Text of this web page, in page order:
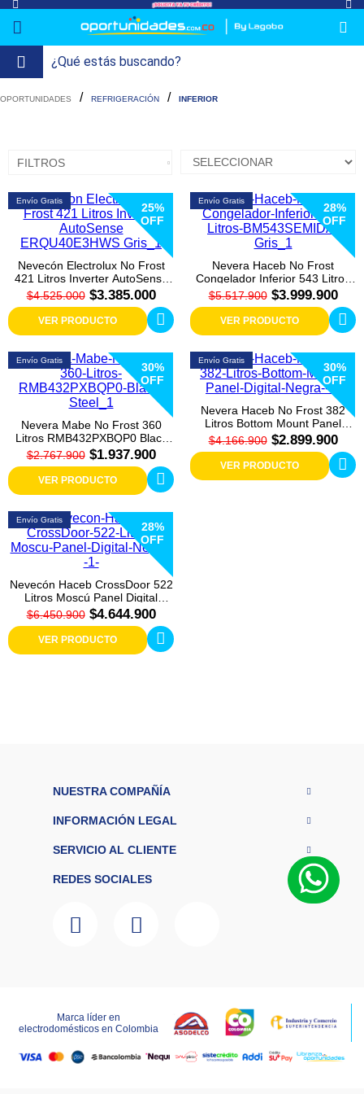
lavado-
Refrigeración
Refrigeración
Comercial
refrigeracion-
Televisión
Televisión
Aire y
Climatización
Aire y
Colchones
Colchones
Cocina
Cocina
Tecnología
Tecnología
ElectroHogar
ElectroHogar
Sonido
Sonido
Combos
Combos/a>
Herramientas
Herramientas/a>
Cuidado
Personal
Cuidado
Accesorios/a>REFRIGERACIÓN INFERIOR
FILTROS
Envío Gratis
25%
OFF
Nevecón Electrolux No Frost
421 Litros Inverter AutoSense
ERQU40E3HWS Gris
$4.525.000 $3.385.000
VER PRODUCTO
Envío Gratis
28%
OFF
Nevera Haceb No Frost
Congelador Inferior 543 Litros
BM543SEMIDA Gris
$5.517.900 $3.999.900
VER PRODUCTO
Envío Gratis
30%
OFF
Nevera Mabe No Frost 360
Litros RMB432PXBQP0 Black
Steel
$2.767.900 $1.937.900
VER PRODUCTO
Envío Gratis
30%
OFF
Nevera Haceb No Frost 382
Litros Bottom Mount Panel
Digital Negra
$4.166.900 $2.899.900
VER PRODUCTO
Envío Gratis
28%
OFF
Nevecón Haceb CrossDoor 522
Litros Moscú Panel Digital
Negro
$6.450.900 $4.644.900
VER PRODUCTO
NUESTRA COMPAÑÍA
INFORMACIÓN LEGAL
SERVICIO AL CLIENTE
LAGOBO DISTRIBUCIONES S.A.S – NIT 800.135.342-6
REDES SOCIALES
Marca líder en
electrodomésticos en Colombia